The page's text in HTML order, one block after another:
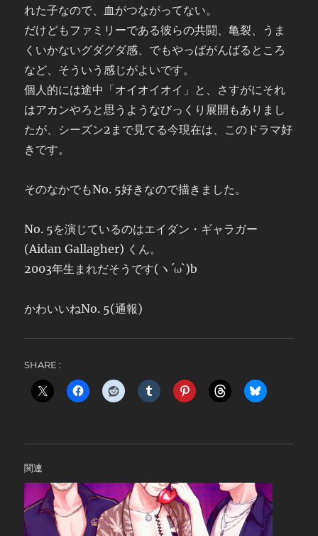
れた子なので、血がつながってない。
だけどもファミリーである彼らの共闘、亀裂、うま
くいかないグダグダ感、でもやっぱがんばるところ
など、そういう感じがよいです。
個人的には途中「オイオイオイ」と、さすがにそれ
はアカンやろと思うようなびっくり展開もありまし
たが、シーズン2まで見てる今現在は、このドラマ好
きです。
そのなかでもNo. 5好きなので描きました。
No. 5を演じているのはエイダン・ギャラガー
(Aidan Gallagher) くん。
2003年生まれだそうです(ヽ´ω`)b
かわいいねNo. 5(通報)
SHARE :
関連